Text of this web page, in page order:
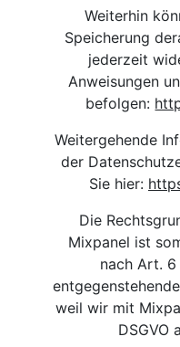
Weiterhin
Speicherung
jederzeit
Anweisungen
befolgen:
Weitergehende
der
Sie hier:
Die
Mixpanel ist
nach Art. 6
weil wir mit
DSGVO